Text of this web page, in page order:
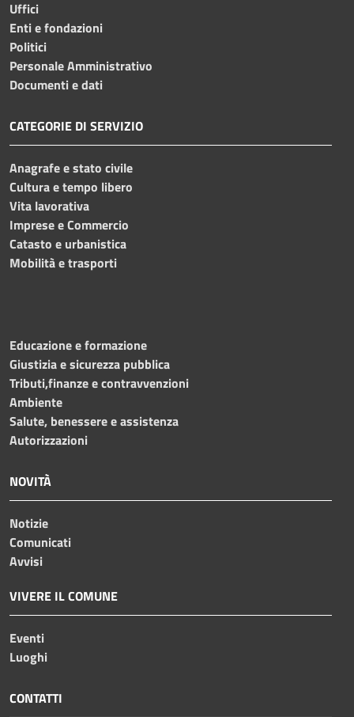
Uffici
Enti e fondazioni
Politici
Personale Amministrativo
Documenti e dati
CATEGORIE DI SERVIZIO
Anagrafe e stato civile
Cultura e tempo libero
Vita lavorativa
Imprese e Commercio
Catasto e urbanistica
Mobilità e trasporti
Educazione e formazione
Giustizia e sicurezza pubblica
Tributi,finanze e contravvenzioni
Ambiente
Salute, benessere e assistenza
Autorizzazioni
NOVITÀ
Notizie
Comunicati
Avvisi
VIVERE IL COMUNE
Eventi
Luoghi
CONTATTI